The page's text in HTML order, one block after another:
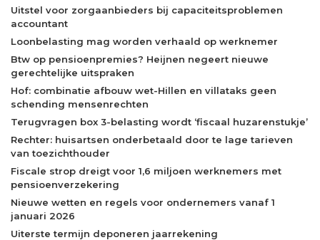
Uitstel voor zorgaanbieders bij capaciteitsproblemen
accountant
Loonbelasting mag worden verhaald op werknemer
Btw op pensioenpremies? Heijnen negeert nieuwe
gerechtelijke uitspraken
Hof: combinatie afbouw wet-Hillen en villataks geen
schending mensenrechten
Terugvragen box 3-belasting wordt ‘fiscaal huzarenstukje’
Rechter: huisartsen onderbetaald door te lage tarieven
van toezichthouder
Fiscale strop dreigt voor 1,6 miljoen werknemers met
pensioenverzekering
Nieuwe wetten en regels voor ondernemers vanaf 1
januari 2026
Uiterste termijn deponeren jaarrekening